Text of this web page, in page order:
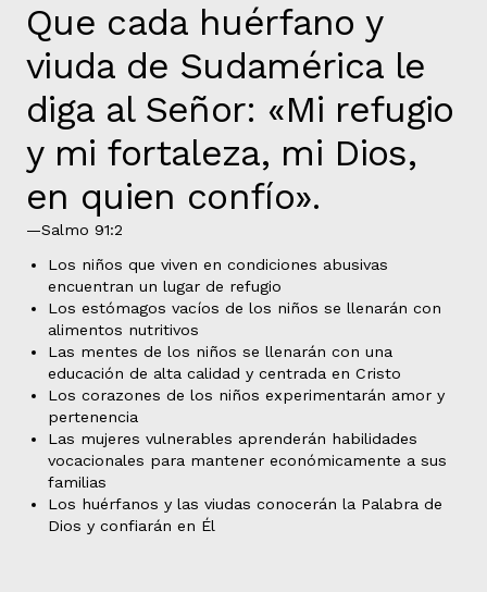
Que cada huérfano y
viuda de Sudamérica le
diga al Señor: «Mi refugio
y mi fortaleza, mi Dios,
en quien confío».
—Salmo 91:2
Los niños que viven en condiciones abusivas
encuentran un lugar de refugio
Los estómagos vacíos de los niños se llenarán con
alimentos nutritivos
Las mentes de los niños se llenarán con una
educación de alta calidad y centrada en Cristo
Los corazones de los niños experimentarán amor y
pertenencia
Las mujeres vulnerables aprenderán habilidades
vocacionales para mantener económicamente a sus
familias
Los huérfanos y las viudas conocerán la Palabra de
Dios y confiarán en Él